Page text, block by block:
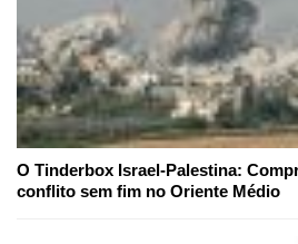
O Tinderbox Israel-Palestina:
conflito sem fim no Oriente Médio